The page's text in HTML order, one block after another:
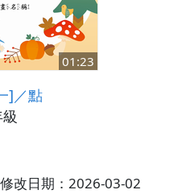
01:23
]／點
修改日期：2026-03-02